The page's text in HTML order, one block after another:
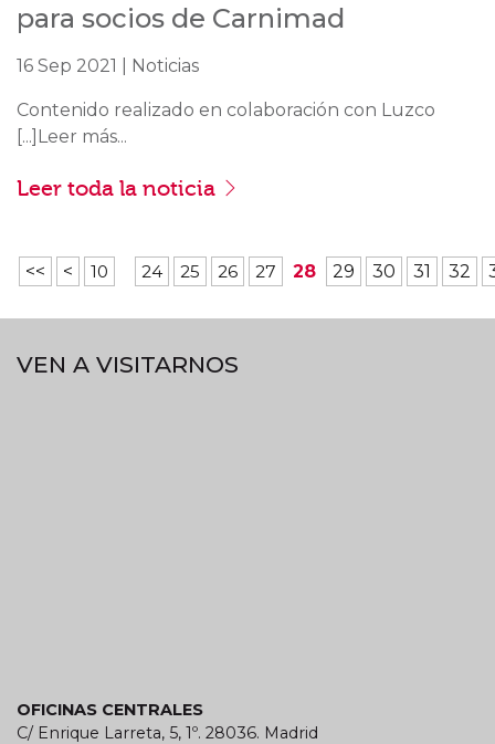
para socios de Carnimad
16 Sep 2021 | Noticias
Contenido realizado en colaboración con Luzco
[...]Leer más...
Leer toda la noticia
<< < 10 24 25 26 27 28 29 30 31 32
VEN A VISITARNOS
OFICINAS CENTRALES
C/ Enrique Larreta, 5, 1º. 28036. Madrid